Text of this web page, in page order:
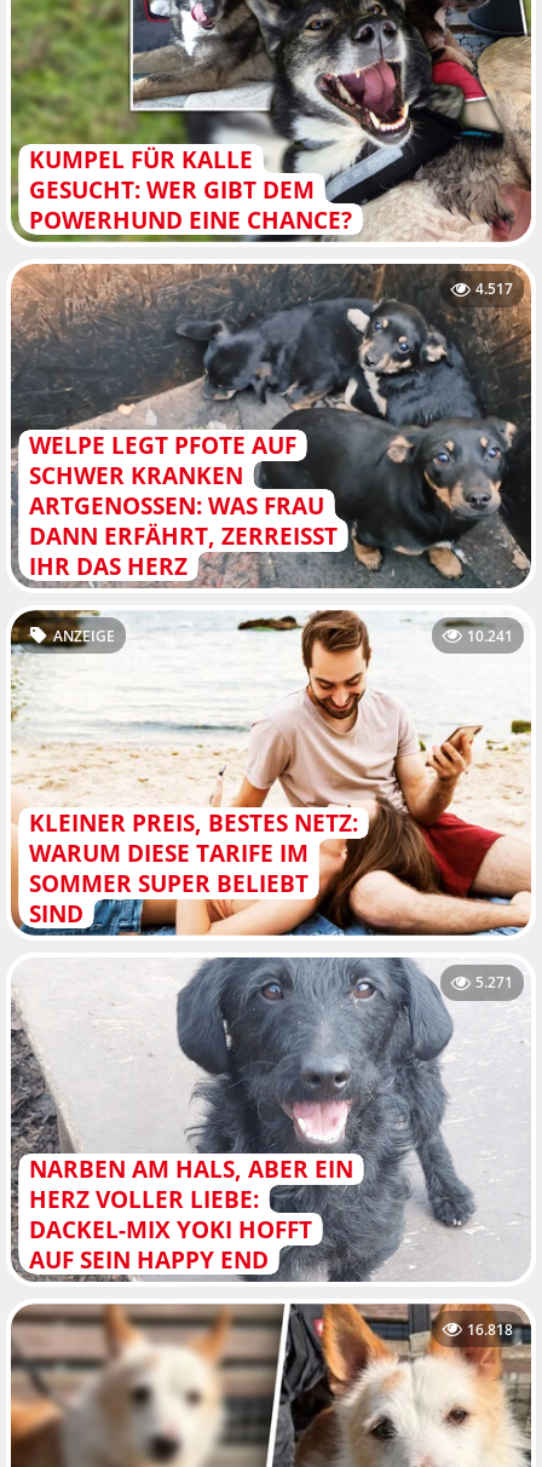
KUMPEL FÜR KALLE
GESUCHT: WER GIBT DEM
POWERHUND EINE CHANCE?
WELPE LEGT PFOTE AUF
SCHWER KRANKEN
ARTGENOSSEN: WAS FRAU
DANN ERFÄHRT, ZERREISST I
HR DAS HERZ
4.517
KLEINER PREIS, BESTES NETZ:
WARUM DIESE TARIFE IM
SOMMER SUPER BELIEBT
SIND
ANZEIGE 10.241
NARBEN AM HALS, ABER EIN
HERZ VOLLER LIEBE:
DACKEL-MIX YOKI HOFFT
AUF SEIN HAPPY END
5.271
16.818